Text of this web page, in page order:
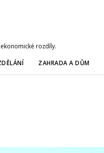
rozdíly.
ZAHRADA A DŮM